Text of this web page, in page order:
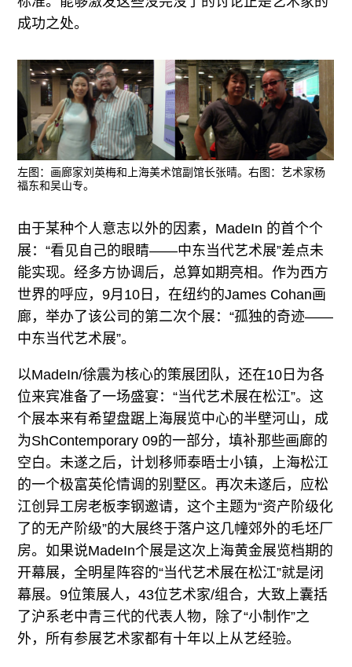
成功之处。
左图：画廊家刘英梅和上海美术馆副馆长张晴。右图：艺术家杨
福东和吴山专。
由于某种个人意志以外的因素，MadeIn 的首个个
展：“看见自己的眼睛——中东当代艺术展”差点未
能实现。经多方协调后，总算如期亮相。作为西方
世界的呼应，9月10日，在纽约的James Cohan画
廊，举办了该公司的第二次个展：“孤独的奇迹——
中东当代艺术展”。
以MadeIn/徐震为核心的策展团队，还在10日为各
位来宾准备了一场盛宴：“当代艺术展在松江”。这
个展本来有希望盘踞上海展览中心的半壁河山，成
为ShContemporary 09的一部分，填补那些画廊的
空白。未遂之后，计划移师泰晤士小镇，上海松江
的一个极富英伦情调的别墅区。再次未遂后，应松
江创异工房老板李钢邀请，这个主题为“资产阶级化
了的无产阶级”的大展终于落户这几幢郊外的毛坯厂
房。如果说MadeIn个展是这次上海黄金展览档期的
开幕展，全明星阵容的“当代艺术展在松江”就是闭
幕展。9位策展人，43位艺术家/组合，大致上囊括
了沪系老中青三代的代表人物，除了“小制作”之
外，所有参展艺术家都有十年以上从艺经验。